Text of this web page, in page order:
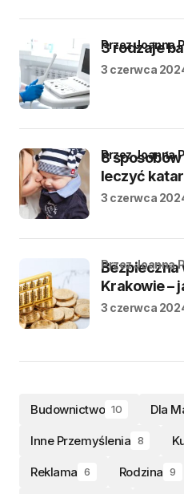
3 rodzaje
przez Joanna
3 czerwca
8
leczyć
przez Joanna
3 czerwca
Krakowie –
przez Joanna
3 czerwca
Budownictwo 10 Dla
Inne Przemyślenia 8
Reklama 6 Rodzina 9